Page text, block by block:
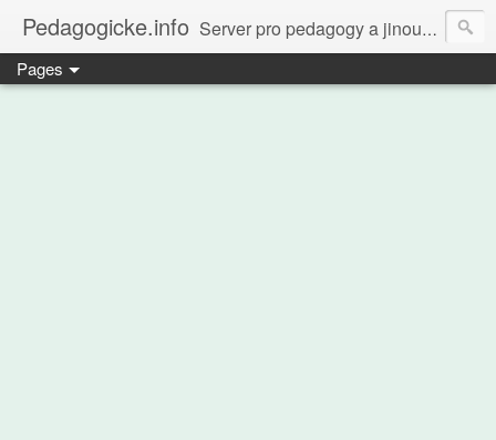
Pedagogicke.info Server pro pedagogy a jinou zvířenu
Pages